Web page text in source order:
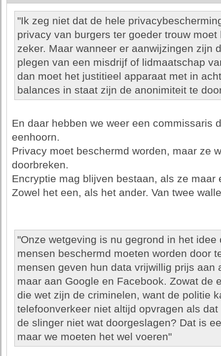
"Ik zeg niet dat de hele
privacy van burgers ter goeder trouw
zeker. Maar wanneer er aanwijzingen zijn
plegen van een misdrijf of lidmaatschap
dan moet het justitieel apparaat met in
balances in staat zijn de anonimiteit te
En daar hebben we weer een commissaris
eenhoorn.
Privacy moet beschermd worden, maar ze
doorbreken.
Encryptie mag blijven bestaan, als ze maar
Zowel het een, als het ander. Van twee
"Onze wetgeving is nu gegrond in het
mensen beschermd moeten worden door
mensen geven hun data vrijwillig prijs aan
maar aan Google en Facebook. Zowat de
die wet zijn de criminelen, want de politie
telefoonverkeer niet altijd opvragen als
de slinger niet wat doorgeslagen? Dat is
maar we moeten het wel voeren"